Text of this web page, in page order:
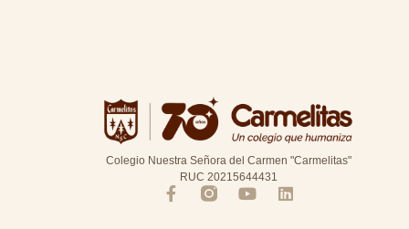
Colegio Nuestra Señora del Carmen "Carmelitas"
RUC 20215644431